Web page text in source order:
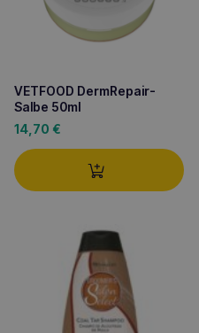
VETFOOD DermRepair-
Salbe 50ml
14,70 €